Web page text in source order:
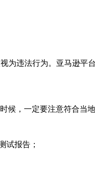
为违法行为。亚马逊
，一定要注意符合当
试报告；